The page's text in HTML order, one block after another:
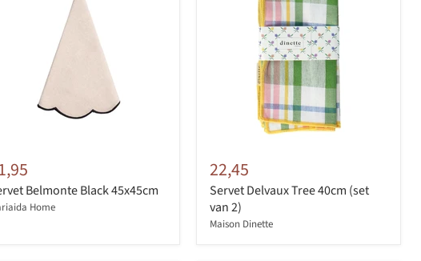
Belmonte Black 45x45cm
Home
22,45
Servet Delvaux Tree 40cm (set
van 2)
Maison Dinette